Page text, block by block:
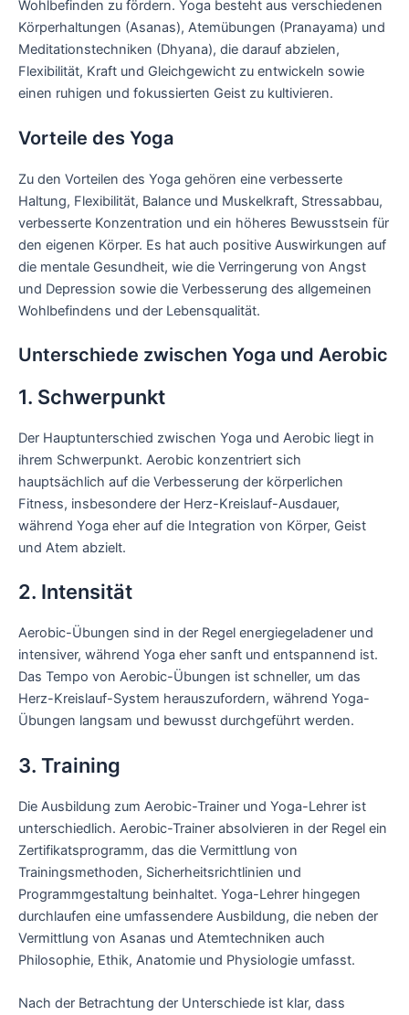
Wohlbefinden zu fördern. Yoga besteht aus verschiedenen
Körperhaltungen (Asanas), Atemübungen (Pranayama) und
Meditationstechniken (Dhyana), die darauf abzielen,
Flexibilität, Kraft und Gleichgewicht zu entwickeln sowie
einen ruhigen und fokussierten Geist zu kultivieren.
Vorteile des Yoga
Zu den Vorteilen des Yoga gehören eine verbesserte
Haltung, Flexibilität, Balance und Muskelkraft, Stressabbau,
verbesserte Konzentration und ein höheres Bewusstsein für
den eigenen Körper. Es hat auch positive Auswirkungen auf
die mentale Gesundheit, wie die Verringerung von Angst
und Depression sowie die Verbesserung des allgemeinen
Wohlbefindens und der Lebensqualität.
Unterschiede zwischen Yoga und Aerobic
1. Schwerpunkt
Der Hauptunterschied zwischen Yoga und Aerobic liegt in
ihrem Schwerpunkt. Aerobic konzentriert sich
hauptsächlich auf die Verbesserung der körperlichen
Fitness, insbesondere der Herz-Kreislauf-Ausdauer,
während Yoga eher auf die Integration von Körper, Geist
und Atem abzielt.
2. Intensität
Aerobic-Übungen sind in der Regel energiegeladener und
intensiver, während Yoga eher sanft und entspannend ist.
Das Tempo von Aerobic-Übungen ist schneller, um das
Herz-Kreislauf-System herauszufordern, während Yoga-
Übungen langsam und bewusst durchgeführt werden.
3. Training
Die Ausbildung zum Aerobic-Trainer und Yoga-Lehrer ist
unterschiedlich. Aerobic-Trainer absolvieren in der Regel ein
Zertifikatsprogramm, das die Vermittlung von
Trainingsmethoden, Sicherheitsrichtlinien und
Programmgestaltung beinhaltet. Yoga-Lehrer hingegen
durchlaufen eine umfassendere Ausbildung, die neben der
Vermittlung von Asanas und Atemtechniken auch
Philosophie, Ethik, Anatomie und Physiologie umfasst.
Nach der Betrachtung der Unterschiede ist klar, dass